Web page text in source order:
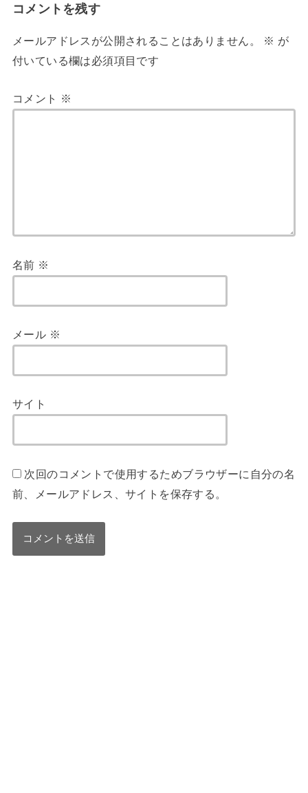
コメントを残す
メールアドレスが公開されることはありません。 ※ が
付いている欄は必須項目です
コメント ※
名前 ※
メール ※
サイト
次回のコメントで使用するためブラウザーに自分の名
前、メールアドレス、サイトを保存する。